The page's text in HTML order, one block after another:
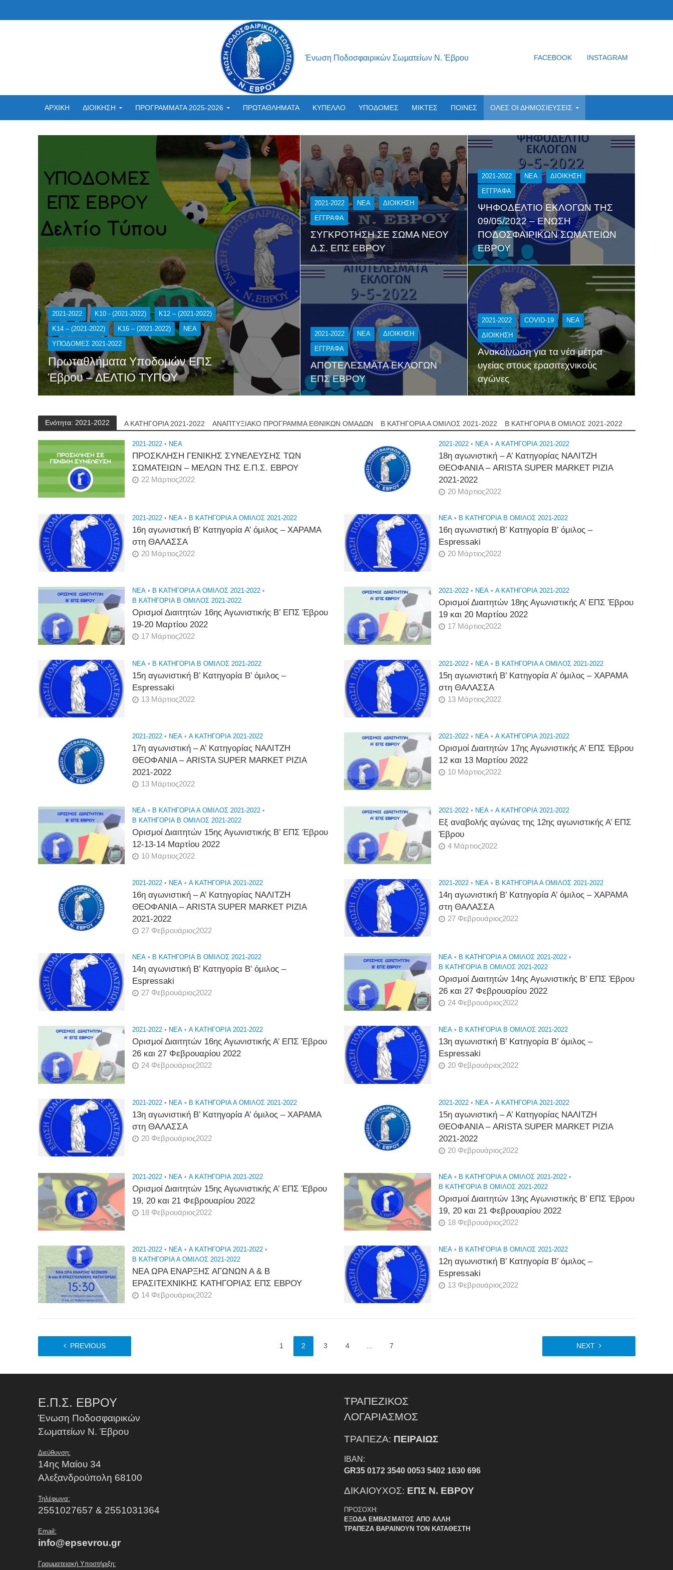
Ένωση Ποδοσφαιρικών Σωματείων Ν. Έβρου FACEBOOK INSTAGRAM
ΑΡΧΙΚΗ ΔΙΟΙΚΗΣΗ ΠΡΟΓΡΑΜΜΑΤΑ 2025-2026 ΠΡΩΤΑΘΛΗΜΑΤΑ ΚΥΠΕΛΛΟ ΥΠΟΔΟΜΕΣ ΜΙΚΤΕΣ ΠΟΙΝΕΣ ΟΛΕΣ ΟΙ ΔΗΜΟΣΙΕΥΣΕΙΣ
2021-2022 K10 - (2021-2022)
K12 – (2021-2022)
K14 – (2021-2022)
K16 – (2021-2022)
NEA
ΥΠΟΔΟΜΕΣ 2021-2022
Πρωταθλήματα Υποδομών ΕΠΣ
Έβρου – ΔΕΛΤΙΟ ΤΥΠΟΥ
2021-2022 NEA
ΔΙΟΊΚΗΣΗ
ΕΓΓΡΑΦΑ
ΣΥΓΚΡΟΤΗΣΗ ΣΕ ΣΩΜΑ ΝΕΟΥ
Δ.Σ. ΕΠΣ ΕΒΡΟΥ
2021-2022 NEA
ΔΙΟΊΚΗΣΗ
ΕΓΓΡΑΦΑ
ΑΠΟΤΕΛΕΣΜΑΤΑ ΕΚΛΟΓΩΝ
ΕΠΣ ΕΒΡΟΥ
2021-2022 NEA
ΔΙΟΊΚΗΣΗ
ΕΓΓΡΑΦΑ
ΨΗΦΟΔΕΛΤΙΟ ΕΚΛΟΓΩΝ ΤΗΣ
09/05/2022 – ΕΝΩΣΗ
ΠΟΔΟΣΦΑΙΡΙΚΩΝ ΣΩΜΑΤΕΙΩΝ
ΕΒΡΟΥ
2021-2022 COVID-19
NEA
ΔΙΟΊΚΗΣΗ
Ανακοίνωση για τα νέα μέτρα
υγείας στους ερασιτεχνικούς
αγώνες
Ενότητα: 2021-2022 Α ΚΑΤΗΓΟΡΙΑ 2021-2022 ΑΝΑΠΤΥΞΙΑΚΟ ΠΡΟΓΡΑΜΜΑ ΕΘΝΙΚΩΝ ΟΜΑΔΩΝ Β ΚΑΤΗΓΟΡΙΑ Α ΟΜΙΛΟΣ 2021-2022 Β ΚΑΤΗΓΟΡΙΑ Β ΟΜΙΛΟΣ 2021-2022
2021-2022 • NEA
ΠΡΟΣΚΛΗΣΗ ΓΕΝΙΚΗΣ ΣΥΝΕΛΕΥΣΗΣ ΤΩΝ
ΣΩΜΑΤΕΙΩΝ – ΜΕΛΩΝ ΤΗΣ Ε.Π.Σ. ΕΒΡΟΥ
22 Μάρτιος2022
2021-2022 • NEA • Α ΚΑΤΗΓΟΡΙΑ 2021-2022
18η αγωνιστική – Α’ Κατηγορίας ΝΑΛΙΤΖΗ
ΘΕΟΦΑΝΙΑ – ARISTA SUPER MARKET ΡΙΖΙΑ
2021-2022
20 Μάρτιος2022
2021-2022 • NEA • Β ΚΑΤΗΓΟΡΙΑ Α ΟΜΙΛΟΣ 2021-2022
16η αγωνιστική Β’ Κατηγορία Α’ όμιλος – ΧΑΡΑΜΑ
στη ΘΑΛΑΣΣΑ
20 Μάρτιος2022
NEA • Β ΚΑΤΗΓΟΡΙΑ Β ΟΜΙΛΟΣ 2021-2022
16η αγωνιστική Β’ Κατηγορία Β’ όμιλος –
Espressaki
20 Μάρτιος2022
NEA • Β ΚΑΤΗΓΟΡΙΑ Α ΟΜΙΛΟΣ 2021-2022 •
Β ΚΑΤΗΓΟΡΙΑ Β ΟΜΙΛΟΣ 2021-2022
Ορισμοί Διαιτητών 16ης Αγωνιστικής Β’ ΕΠΣ Έβρου
19-20 Μαρτίου 2022
17 Μάρτιος2022
2021-2022 • NEA • Α ΚΑΤΗΓΟΡΙΑ 2021-2022
Ορισμοί Διαιτητών 18ης Αγωνιστικής Α’ ΕΠΣ Έβρου
19 και 20 Μαρτίου 2022
17 Μάρτιος2022
NEA • Β ΚΑΤΗΓΟΡΙΑ Β ΟΜΙΛΟΣ 2021-2022
15η αγωνιστική Β’ Κατηγορία Β’ όμιλος –
Espressaki
13 Μάρτιος2022
2021-2022 • NEA • Β ΚΑΤΗΓΟΡΙΑ Α ΟΜΙΛΟΣ 2021-2022
15η αγωνιστική Β’ Κατηγορία Α’ όμιλος – ΧΑΡΑΜΑ
στη ΘΑΛΑΣΣΑ
13 Μάρτιος2022
2021-2022 • NEA • Α ΚΑΤΗΓΟΡΙΑ 2021-2022
17η αγωνιστική – Α’ Κατηγορίας ΝΑΛΙΤΖΗ
ΘΕΟΦΑΝΙΑ – ARISTA SUPER MARKET ΡΙΖΙΑ
2021-2022
13 Μάρτιος2022
2021-2022 • NEA • Α ΚΑΤΗΓΟΡΙΑ 2021-2022
Ορισμοί Διαιτητών 17ης Αγωνιστικής Α’ ΕΠΣ Έβρου
12 και 13 Μαρτίου 2022
10 Μάρτιος2022
NEA • Β ΚΑΤΗΓΟΡΙΑ Α ΟΜΙΛΟΣ 2021-2022 •
Β ΚΑΤΗΓΟΡΙΑ Β ΟΜΙΛΟΣ 2021-2022
Ορισμοί Διαιτητών 15ης Αγωνιστικής Β’ ΕΠΣ Έβρου
12-13-14 Μαρτίου 2022
10 Μάρτιος2022
2021-2022 • NEA • Α ΚΑΤΗΓΟΡΙΑ 2021-2022
Εξ αναβολής αγώνας της 12ης αγωνιστικής Α’ ΕΠΣ
Έβρου
4 Μάρτιος2022
2021-2022 • NEA • Α ΚΑΤΗΓΟΡΙΑ 2021-2022
16η αγωνιστική – Α’ Κατηγορίας ΝΑΛΙΤΖΗ
ΘΕΟΦΑΝΙΑ – ARISTA SUPER MARKET ΡΙΖΙΑ
2021-2022
27 Φεβρουάριος2022
2021-2022 • NEA • Β ΚΑΤΗΓΟΡΙΑ Α ΟΜΙΛΟΣ 2021-2022
14η αγωνιστική Β’ Κατηγορία Α’ όμιλος – ΧΑΡΑΜΑ
στη ΘΑΛΑΣΣΑ
27 Φεβρουάριος2022
NEA • Β ΚΑΤΗΓΟΡΙΑ Β ΟΜΙΛΟΣ 2021-2022
14η αγωνιστική Β’ Κατηγορία Β’ όμιλος –
Espressaki
27 Φεβρουάριος2022
NEA • Β ΚΑΤΗΓΟΡΙΑ Α ΟΜΙΛΟΣ 2021-2022 •
Β ΚΑΤΗΓΟΡΙΑ Β ΟΜΙΛΟΣ 2021-2022
Ορισμοί Διαιτητών 14ης Αγωνιστικής Β’ ΕΠΣ Έβρου
26 και 27 Φεβρουαρίου 2022
24 Φεβρουάριος2022
2021-2022 • NEA • Α ΚΑΤΗΓΟΡΙΑ 2021-2022
Ορισμοί Διαιτητών 16ης Αγωνιστικής Α’ ΕΠΣ Έβρου
26 και 27 Φεβρουαρίου 2022
24 Φεβρουάριος2022
NEA • Β ΚΑΤΗΓΟΡΙΑ Β ΟΜΙΛΟΣ 2021-2022
13η αγωνιστική Β’ Κατηγορία Β’ όμιλος –
Espressaki
20 Φεβρουάριος2022
2021-2022 • NEA • Β ΚΑΤΗΓΟΡΙΑ Α ΟΜΙΛΟΣ 2021-2022
13η αγωνιστική Β’ Κατηγορία Α’ όμιλος – ΧΑΡΑΜΑ
στη ΘΑΛΑΣΣΑ
20 Φεβρουάριος2022
2021-2022 • NEA • Α ΚΑΤΗΓΟΡΙΑ 2021-2022
15η αγωνιστική – Α’ Κατηγορίας ΝΑΛΙΤΖΗ
ΘΕΟΦΑΝΙΑ – ARISTA SUPER MARKET ΡΙΖΙΑ
2021-2022
20 Φεβρουάριος2022
2021-2022 • NEA • Α ΚΑΤΗΓΟΡΙΑ 2021-2022
Ορισμοί Διαιτητών 15ης Αγωνιστικής Α’ ΕΠΣ Έβρου
19, 20 και 21 Φεβρουαρίου 2022
18 Φεβρουάριος2022
NEA • Β ΚΑΤΗΓΟΡΙΑ Α ΟΜΙΛΟΣ 2021-2022 •
Β ΚΑΤΗΓΟΡΙΑ Β ΟΜΙΛΟΣ 2021-2022
Ορισμοί Διαιτητών 13ης Αγωνιστικής Β’ ΕΠΣ Έβρου
19, 20 και 21 Φεβρουαρίου 2022
18 Φεβρουάριος2022
2021-2022 • NEA • Α ΚΑΤΗΓΟΡΙΑ 2021-2022 •
Β ΚΑΤΗΓΟΡΙΑ Α ΟΜΙΛΟΣ 2021-2022
ΝΕΑ ΩΡΑ ΕΝΑΡΞΗΣ ΑΓΩΝΩΝ Α & Β
ΕΡΑΣΙΤΕΧΝΙΚΗΣ ΚΑΤΗΓΟΡΙΑΣ ΕΠΣ ΕΒΡΟΥ
14 Φεβρουάριος2022
NEA • Β ΚΑΤΗΓΟΡΙΑ Β ΟΜΙΛΟΣ 2021-2022
12η αγωνιστική Β’ Κατηγορία Β’ όμιλος –
Espressaki
13 Φεβρουάριος2022
PREVIOUS 1 2 3 4 7 NEXT
Ε.Π.Σ. ΕΒΡΟΥ
Ένωση Ποδοσφαιρικών
Σωματείων Ν. Έβρου
Διεύθυνση:
14ης Μαίου 34
Αλεξανδρούπολη 68100
Τηλέφωνα:
2551027657 & 2551031364
Email:
info@epsevrou.gr
Γραμματειακή Υποστήριξη:
ΤΡΑΠΕΖΙΚΟΣ
ΛΟΓΑΡΙΑΣΜΟΣ
ΤΡΑΠΕΖΑ: ΠΕΙΡΑΙΩΣ
IBAN:
GR35 0172 3540 0053 5402 1630 696
ΔΙΚΑΙΟΥΧΟΣ: ΕΠΣ Ν. ΕΒΡΟΥ
ΠΡΟΣΟΧΗ:
ΕΞΟΔΑ ΕΜΒΑΣΜΑΤΟΣ ΑΠΟ ΑΛΛΗ
ΤΡΑΠΕΖΑ ΒΑΡΑΙΝΟΥΝ ΤΟΝ ΚΑΤΑΘΕΣΤΗ